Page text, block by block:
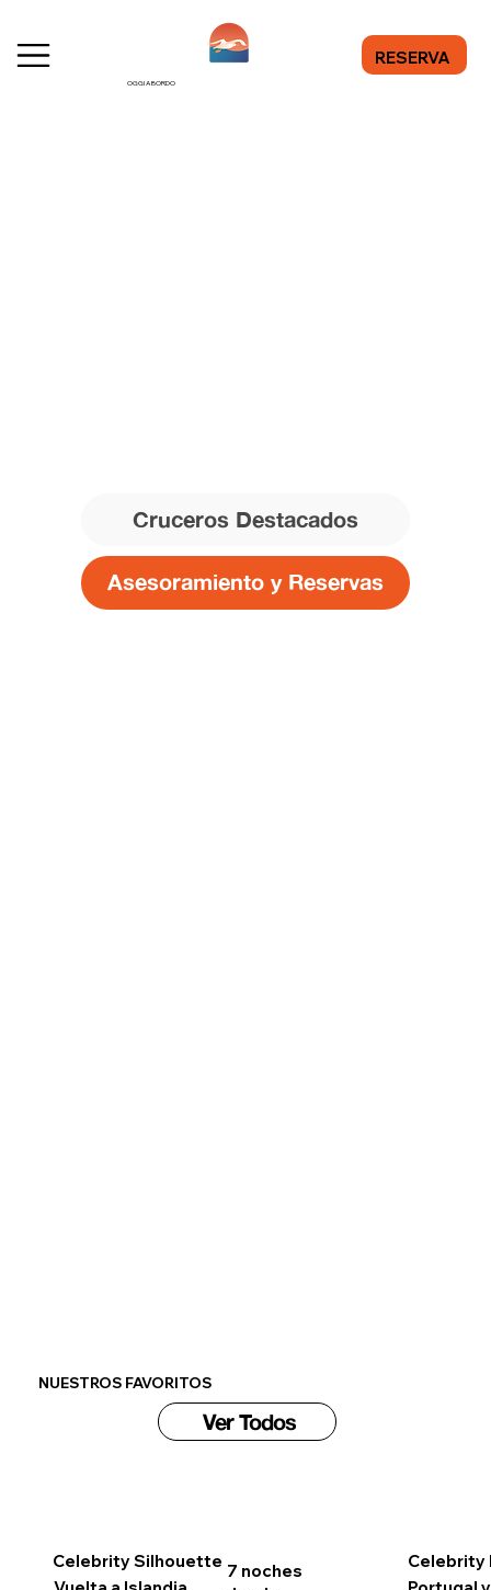
RESERVA
OGGI A BORDO
Cruceros Destacados
Asesoramiento y Reservas
NUESTROS FAVORITOS
Ver Todos
Celebrity Silhouette 7 noches
Celebrity